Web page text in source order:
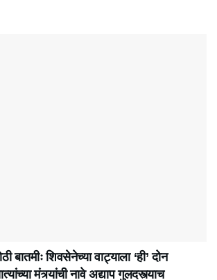
बातमीः शिवसेनेच्या वाट्याला ‘ही’ दोन
मंत्र्यांची नावे अद्याप गुलदस्त्याच